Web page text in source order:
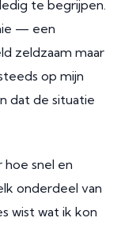
te begrijpen.
— een
zeldzaam maar
op mijn
dat de situatie
hoe snel en
onderdeel van
wist wat ik kon